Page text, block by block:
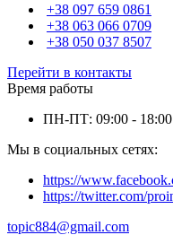
+38 097 659 0861
+38 063 066 0709
+38 050 037 8507
Перейти в контакты
Время работы
ПН-ПТ: 09:00 - 18:00
Мы в социальных сетях:
https://
https://twitter.com/
topic884@gmail.com